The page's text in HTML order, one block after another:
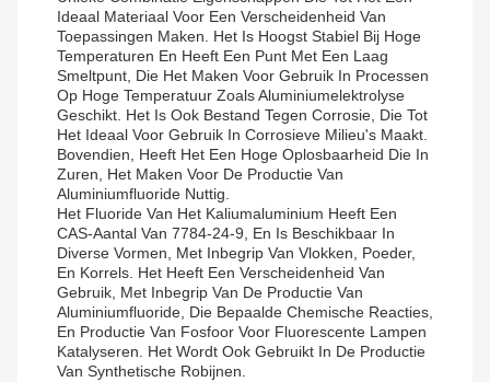
Ideaal Materiaal Voor Een Verscheidenheid Van
Toepassingen Maken. Het Is Hoogst Stabiel Bij Hoge
Temperaturen En Heeft Een Punt Met Een Laag
Smeltpunt, Die Het Maken Voor Gebruik In Processen
Op Hoge Temperatuur Zoals Aluminiumelektrolyse
Geschikt. Het Is Ook Bestand Tegen Corrosie, Die Tot
Het Ideaal Voor Gebruik In Corrosieve Milieu's Maakt.
Bovendien, Heeft Het Een Hoge Oplosbaarheid Die In
Zuren, Het Maken Voor De Productie Van
Aluminiumfluoride Nuttig.
Het Fluoride Van Het Kaliumaluminium Heeft Een
CAS-Aantal Van 7784-24-9, En Is Beschikbaar In
Diverse Vormen, Met Inbegrip Van Vlokken, Poeder,
En Korrels. Het Heeft Een Verscheidenheid Van
Gebruik, Met Inbegrip Van De Productie Van
Aluminiumfluoride, Die Bepaalde Chemische Reacties,
En Productie Van Fosfoor Voor Fluorescente Lampen
Katalyseren. Het Wordt Ook Gebruikt In De Productie
Van Synthetische Robijnen.